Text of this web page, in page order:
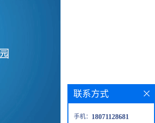
联系方式
手机： 18071128681